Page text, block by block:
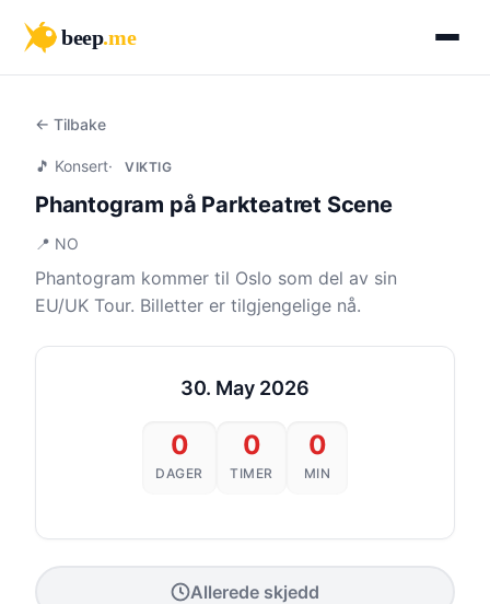
beep.me
← Tilbake
🎵 Konsert· VIKTIG
Phantogram på Parkteatret Scene
📍 NO
Phantogram kommer til Oslo som del av sin
EU/UK Tour. Billetter er tilgjengelige nå.
30. May 2026
0
DAGER
0
TIMER
0
MIN
Allerede skjedd